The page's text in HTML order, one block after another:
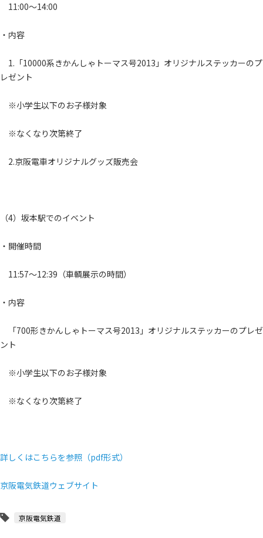
11:00～14:00
・内容
1.「10000系きかんしゃトーマス号2013」オリジナルステッカーのプ
レゼント
※小学生以下のお子様対象
※なくなり次第終了
2.京阪電車オリジナルグッズ販売会
（4）坂本駅でのイベント
・開催時間
11:57～12:39（車輌展示の時間）
・内容
「700形きかんしゃトーマス号2013」オリジナルステッカーのプレゼ
ント
※小学生以下のお子様対象
※なくなり次第終了
詳しくはこちらを参照（pdf形式）
京阪電気鉄道ウェブサイト
京阪電気鉄道